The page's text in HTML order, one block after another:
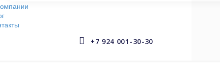

 +7 924 001-30-30